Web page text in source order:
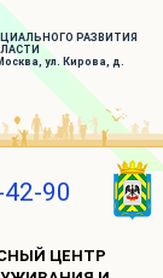
РАЗВИТИЯ
ул. Кирова, д.
90
ЦЕНТР